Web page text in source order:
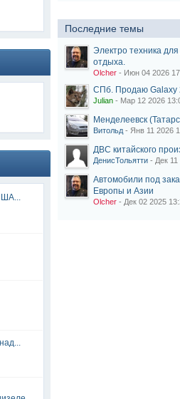
Последние темы
Электро техника
отдыха.
Olcher- Июн 04 2026
СПб. Продаю Galaxy
Julian- Мар 12 2026
Менделеевск
Витольд- Янв 11 2026
ДВС китайского
ДенисТольятти- Дек 11
Автомобили под
Европы и Азии
Olcher- Дек 02 2025